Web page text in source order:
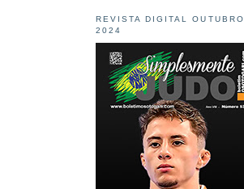
REVISTA DIGITAL OUTUBRO
2024